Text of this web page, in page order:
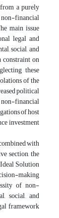
a purely
financial
main issue
legal and
social, and
constraint on
these
of the
political
non-financial
of host
investment
with
section, the
Solution
making
of non-
social, and
framework